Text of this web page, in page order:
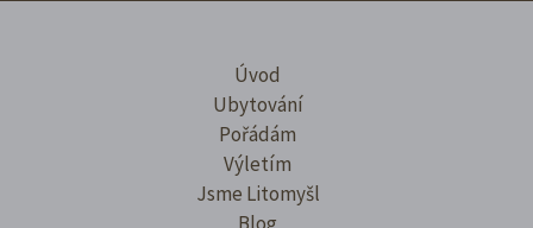
Úvod
Ubytování
Pořádám
Výletím
Jsme Litomyšl
Blog